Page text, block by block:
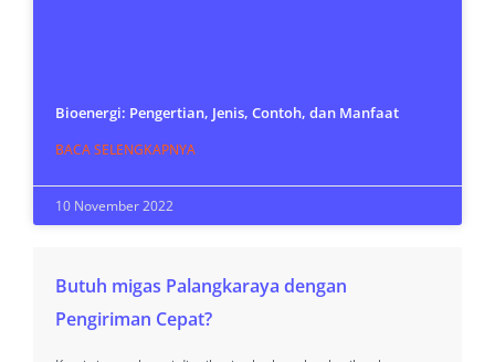
Bioenergi: Pengertian, Jenis, Contoh, dan Manfaat
BACA SELENGKAPNYA
10 November 2022
Butuh migas Palangkaraya dengan
Pengiriman Cepat?